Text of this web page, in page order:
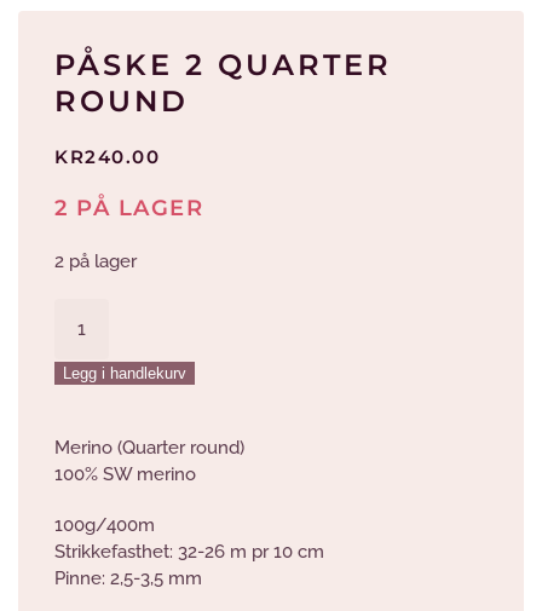
PÅSKE 2 QUARTER
ROUND
KR240.00
2 PÅ LAGER
2 på lager
Quarter
Round
Legg i handlekurv
Merino (Quarter round)
100% SW merino
100g/400m
Strikkefasthet: 32-26 m pr 10 cm
Pinne: 2,5-3,5 mm